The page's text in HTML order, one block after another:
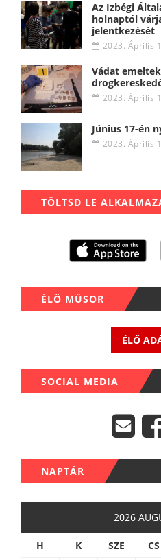
Az Izbégi
holnaptól
jelentkezését
2023. Április
Vádat
2023. Április
Június 17-én
2023. Április
TÖLTSD LE
ÉLŐ MŰSOR
ÉLŐ
SOCIAL MEDIA
NAPTÁR
2026
H K SZE CS